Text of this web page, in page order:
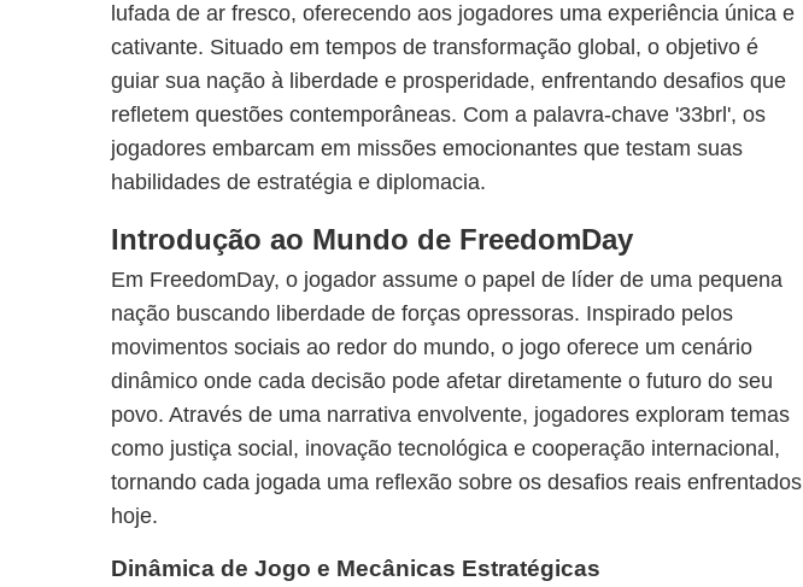
lufada de ar fresco, oferecendo aos jogadores uma experiência única e
cativante. Situado em tempos de transformação global, o objetivo é
guiar sua nação à liberdade e prosperidade, enfrentando desafios que
refletem questões contemporâneas. Com a palavra-chave '33brl', os
jogadores embarcam em missões emocionantes que testam suas
habilidades de estratégia e diplomacia.
Introdução ao Mundo de FreedomDay
Em FreedomDay, o jogador assume o papel de líder de uma pequena
nação buscando liberdade de forças opressoras. Inspirado pelos
movimentos sociais ao redor do mundo, o jogo oferece um cenário
dinâmico onde cada decisão pode afetar diretamente o futuro do seu
povo. Através de uma narrativa envolvente, jogadores exploram temas
como justiça social, inovação tecnológica e cooperação internacional,
tornando cada jogada uma reflexão sobre os desafios reais enfrentados
hoje.
Dinâmica de Jogo e Mecânicas Estratégicas